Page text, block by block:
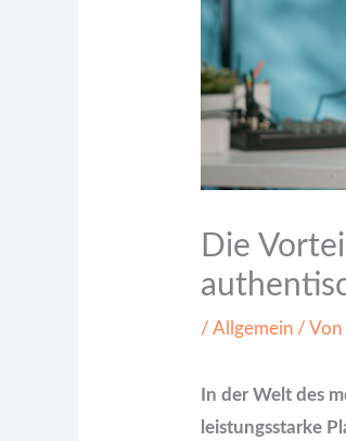
Die
/Allgemein / Von
In der Welt des
leistungsstarke